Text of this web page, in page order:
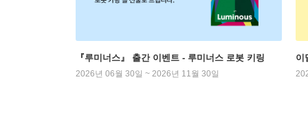
『루미너스』 출간 이벤트 - 루미너스 로봇 키링
2026년 06월 30일 ~ 2026년 11월 30일
이